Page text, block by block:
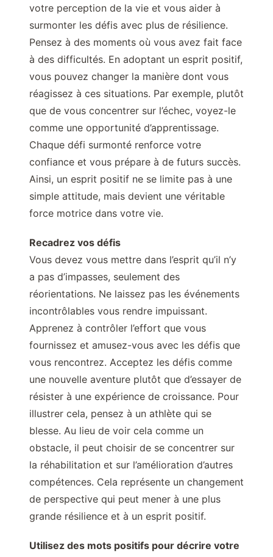
votre perception de la vie et vous aider à
surmonter les défis avec plus de résilience.
Pensez à des moments où vous avez fait face
à des difficultés. En adoptant un esprit positif,
vous pouvez changer la manière dont vous
réagissez à ces situations. Par exemple, plutôt
que de vous concentrer sur l’échec, voyez-le
comme une opportunité d’apprentissage.
Chaque défi surmonté renforce votre
confiance et vous prépare à de futurs succès.
Ainsi, un esprit positif ne se limite pas à une
simple attitude, mais devient une véritable
force motrice dans votre vie.
Recadrez vos défis
Vous devez vous mettre dans l’esprit qu’il n’y
a pas d’impasses, seulement des
réorientations. Ne laissez pas les événements
incontrôlables vous rendre impuissant.
Apprenez à contrôler l’effort que vous
fournissez et amusez-vous avec les défis que
vous rencontrez. Acceptez les défis comme
une nouvelle aventure plutôt que d’essayer de
résister à une expérience de croissance. Pour
illustrer cela, pensez à un athlète qui se
blesse. Au lieu de voir cela comme un
obstacle, il peut choisir de se concentrer sur
la réhabilitation et sur l’amélioration d’autres
compétences. Cela représente un changement
de perspective qui peut mener à une plus
grande résilience et à un esprit positif.
Utilisez des mots positifs pour décrire votre